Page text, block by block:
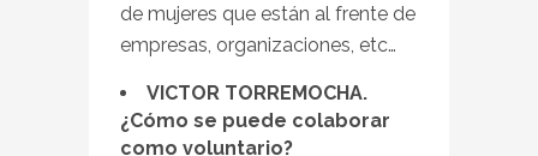
de mujeres que están al frente de
empresas, organizaciones, etc…
VICTOR TORREMOCHA.
¿Cómo se puede colaborar
como voluntario?